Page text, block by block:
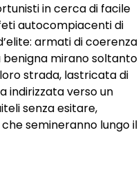
in cerca di facile
autocompiacenti di
armati di coerenza
benigna mirano soltanto
strada, lastricata di
indirizzata verso un
senza esitare,
semineranno lungo il